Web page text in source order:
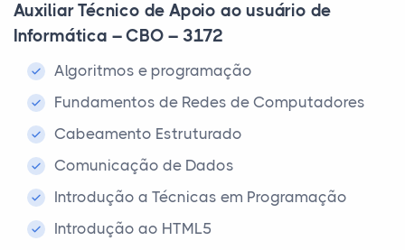
Auxiliar Técnico de Apoio ao usuário de
Informática – CBO – 3172
Algoritmos e programação
Fundamentos de Redes de Computadores
Cabeamento Estruturado
Comunicação de Dados
Introdução a Técnicas em Programação
Introdução ao HTML5